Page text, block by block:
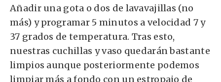
Añadir una gota o dos de lavavajillas (no
más) y programar 5 minutos a velocidad 7 y
37 grados de temperatura. Tras esto,
nuestras cuchillas y vaso quedarán bastante
limpios aunque posteriormente podemos
limpiar más a fondo con un estropajo de